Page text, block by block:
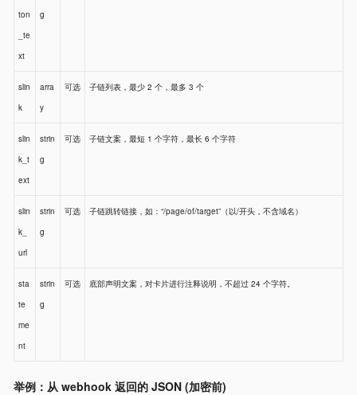
ton
_te
xt
g
slin
k
arra
y
可选 子链列表，最少 2 个，最多 3 个
slin
k_t
ext
strin
g
可选 子链文案，最短 1 个字符，最长 6 个字符
slin
k_
url
strin
g
可选 子链跳转链接，如：“/page/of/target”（以/开头，不含域名）
sta
te
me
nt
strin
g
可选 底部声明文案，对卡片进行注释说明，不超过 24 个字符。
举例：从 webhook 返回的 JSON (加密前)